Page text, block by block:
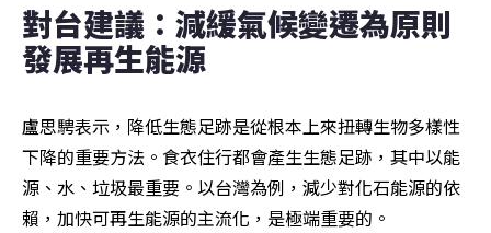
對台建議：減緩氣候變遷為原則
發展再生能源
盧思騁表示，降低生態足跡是從根本上來扭轉生物多樣性
下降的重要方法。食衣住行都會產生生態足跡，其中以能
源、水、垃圾最重要。以台灣為例，減少對化石能源的依
賴，加快可再生能源的主流化，是極端重要的。